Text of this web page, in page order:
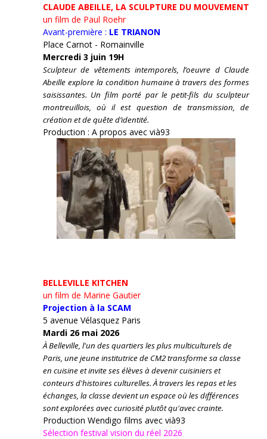
CLAUDE ABEILLE, LA SCULPTURE DU MOUVEMENT
un film de Paul Roehr
Avant-première : LE TRIANON
Place Carnot - Romainville
Mercredi 3 juin 19H
Sculpteur de vêtements intemporels, l’oeuvre d Claude
Abeille explore la condition humaine à travers des formes
saisissantes. Un film porté par le petit-fils du sculpteur
montreuillois, où il est question de transmission, de
création et de quête d’identité.
Production : A propos avec vià93
BELLEVILLE KITCHEN
un film de Marine Gautier
Projection à la SCAM
5 avenue Vélasquez Paris
Mardi 26 mai 2026
À Belleville, l'un des quartiers les plus multiculturels de
Paris, une jeune institutrice de CM2 transforme sa classe
en cuisine et invite ses élèves à devenir cuisiniers et
conteurs d'histoires culturelles.À travers les repas et les
échanges, la classe devient un espace où les différences
sont explorées avec curiosité plutôt qu'avec crainte.
Production Wendigo films avec vià93
Sélection festival vision du réel 2026